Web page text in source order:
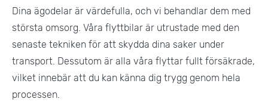
Dina ägodelar är värdefulla, och vi behandlar dem med
största omsorg. Våra flyttbilar är utrustade med den
senaste tekniken för att skydda dina saker under
transport. Dessutom är alla våra flyttar fullt försäkrade,
vilket innebär att du kan känna dig trygg genom hela
processen​.